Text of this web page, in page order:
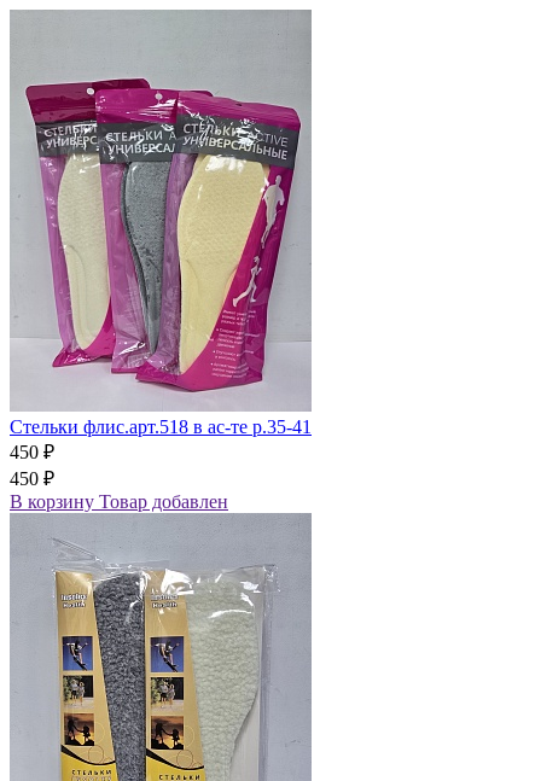
Стельки флис.арт.518 в ас-те р.35-41
450 ₽
450 ₽
В корзину Товар добавлен